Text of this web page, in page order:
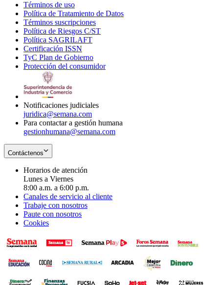
Términos de uso
in
new
window
Política de Tratamiento de Datos
Términos suscripciones
in
Política de Riesgos C/ST
Política SAGRILAFT
new
window
Certificación ISSN
in
new
TyC Plan de Gobierno
in
Protección del consumidorOpens
Notificaciones judiciales
juridica@semana.com
Para contactar a gestión humana
gestionhumana@semana.com
Contáctenos
Horarios de atención
Lunes a Viernes
8:00 a.m. a 6:00 p.m.
Canales de servicio al cliente
Trabaje con nosotros
Paute con nosotros
Cookies